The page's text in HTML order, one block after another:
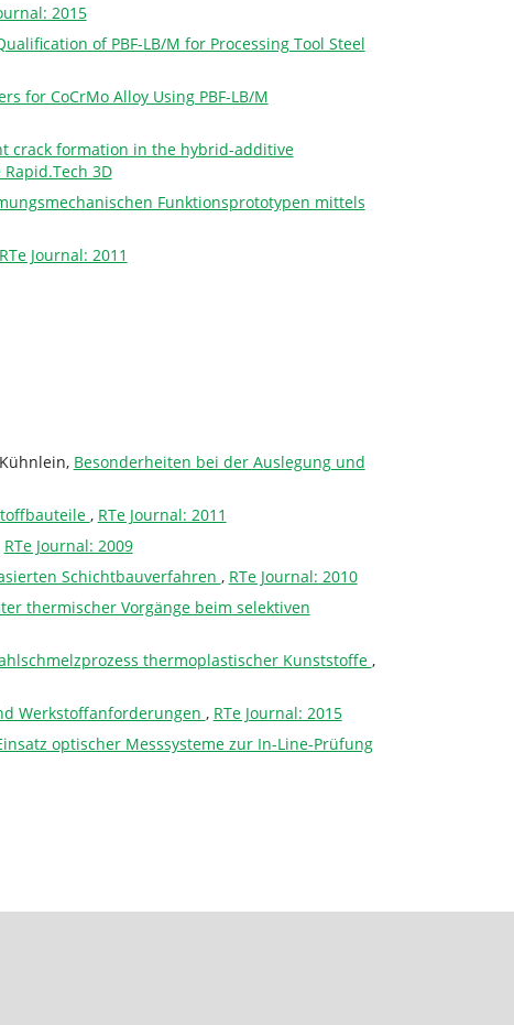
2015
of PBF-LB/M for Processing Tool Steel
for CoCrMo Alloy Using PBF-LB/M
crack formation in the hybrid-additive
3D
Funktionsprototypen mittels
RTe Journal: 2011
Besonderheiten bei der Auslegung und
, RTe Journal: 2011
RTe Journal: 2009
Schichtbauverfahren , RTe Journal: 2010
thermischer Vorgänge beim selektiven
thermoplastischer Kunststoffe ,
Werkstoffanforderungen , RTe Journal: 2015
optischer Messsysteme zur In-Line-Prüfung